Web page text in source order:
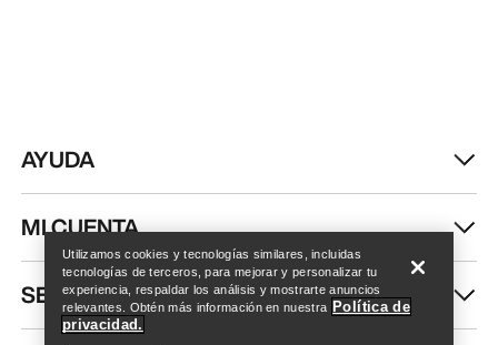
Encuentra una tienda Help
AYUDA
MI CUENTA
SEGUIR COMPRANDO
Utilizamos cookies y tecnologías similares, incluidas
tecnologías de terceros, para mejorar y personalizar tu
experiencia, respaldar los análisis y mostrarte anuncios
relevantes. Obtén más información en nuestra Política de
privacidad.